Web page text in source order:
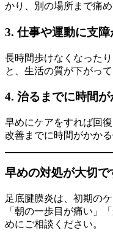
かり、別の場所まで痛
3. 仕事や運動に支障
長時間歩けなくなった
と、生活の質が下がって
4. 治るまでに時間が
早めにケアをすれば回
改善までに時間がかかる
早めの対処が大切で
足底腱膜炎は、初期の
「朝の一歩目が痛い」
めにご相談ください。